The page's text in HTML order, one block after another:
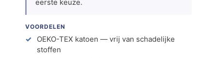
eerste keuze.
VOORDELEN
OEKO-TEX katoen — vrij van schadelijke
stoffen